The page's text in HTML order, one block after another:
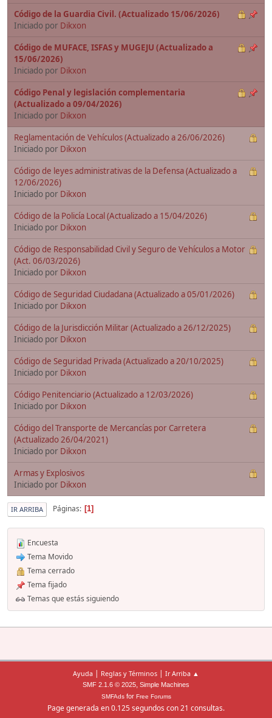
Código de la Guardia Civil. (Actualizado 15/06/2026)
Iniciado por Dikxon
Código de MUFACE, ISFAS y MUGEJU (Actualizado a
15/06/2026)
Iniciado por Dikxon
Código Penal y legislación complementaria
(Actualizado a 09/04/2026)
Iniciado por Dikxon
Reglamentación de Vehículos (Actualizado a 26/06/2026)
Iniciado por Dikxon
Código de leyes administrativas de la Defensa (Actualizado a
12/06/2026)
Iniciado por Dikxon
Código de la Policía Local (Actualizado a 15/04/2026)
Iniciado por Dikxon
Código de Responsabilidad Civil y Seguro de Vehículos a Motor
(Act. 06/03/2026)
Iniciado por Dikxon
Código de Seguridad Ciudadana (Actualizado a 05/01/2026)
Iniciado por Dikxon
Código de la Jurisdicción Militar (Actualizado a 26/12/2025)
Iniciado por Dikxon
Código de Seguridad Privada (Actualizado a 20/10/2025)
Iniciado por Dikxon
Código Penitenciario (Actualizado a 12/03/2026)
Iniciado por Dikxon
Código del Transporte de Mercancías por Carretera
(Actualizado 26/04/2021)
Iniciado por Dikxon
Armas y Explosivos
Iniciado por Dikxon
IR ARRIBA Páginas 1
Encuesta
Tema Movido
Tema cerrado
Tema fijado
Temas que estás siguiendo
Ayuda | Reglas y Términos | Ir Arriba ▲
SMF 2.1.6 © 2025, Simple Machines
SMFAdsfor Free Forums
Page generada en 0.125 segundos con 21 consultas.